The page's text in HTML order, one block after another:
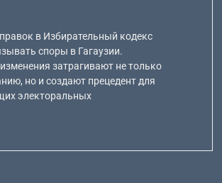
в Избирательный кодекс
споры в Гагаузии.
затрагивают не только
но и создают прецедент для
электоральных